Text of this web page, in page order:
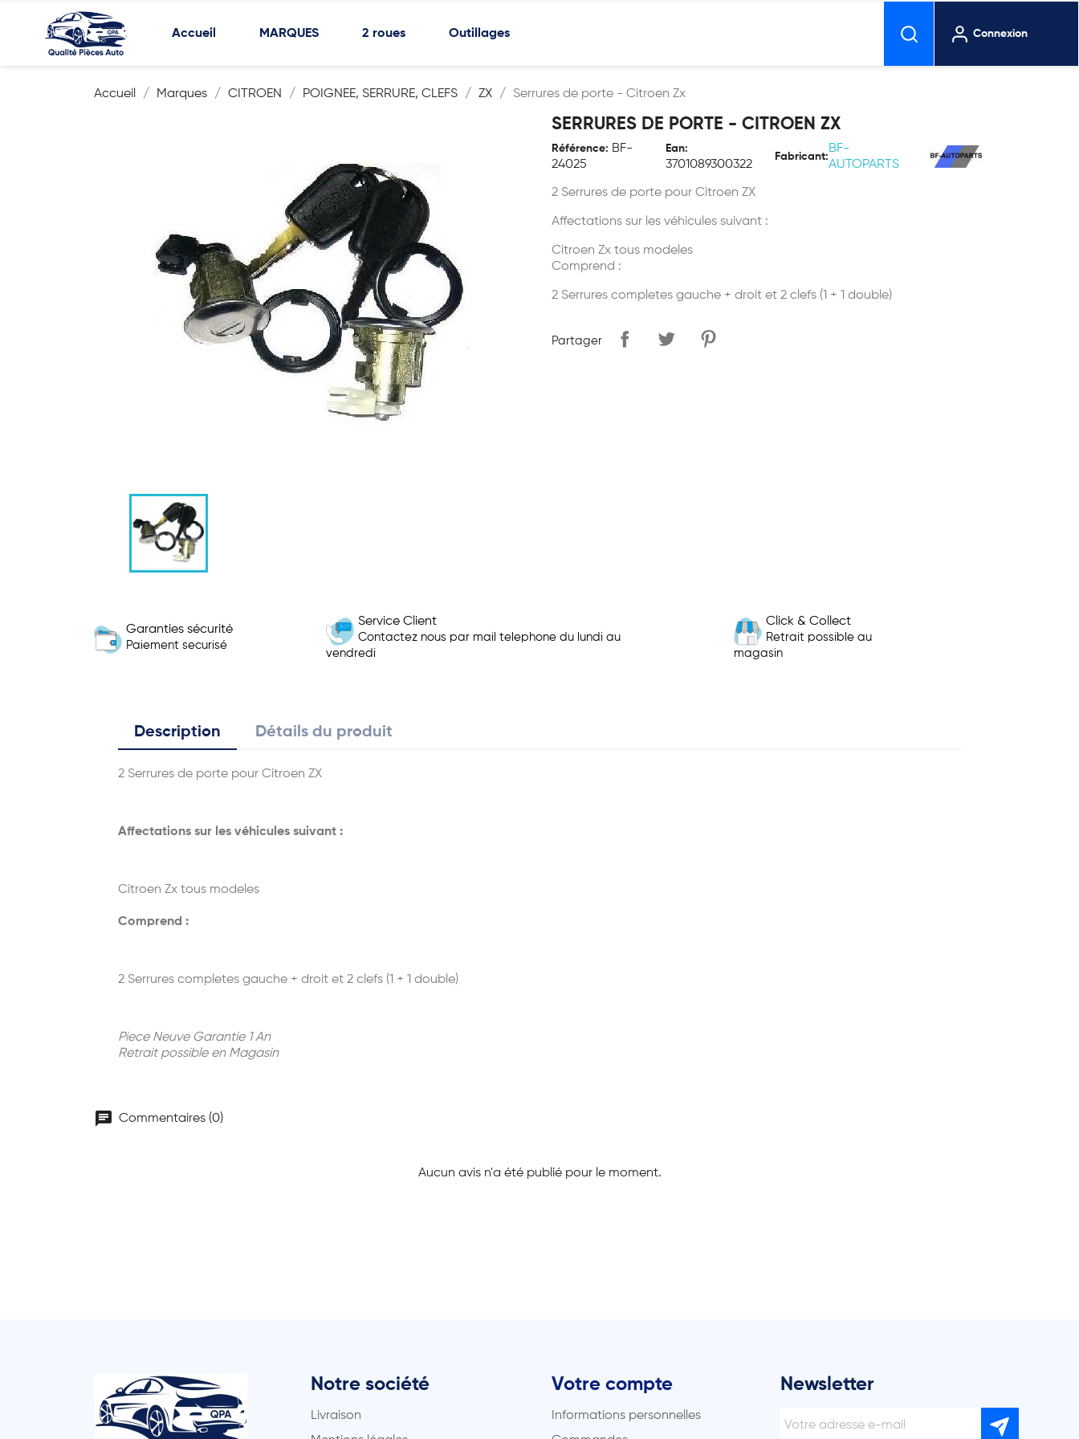
Accueil MARQUES 2 roues Outillages Connexion
Accueil Marques CITROEN POIGNEE, SERRURE, CLEFS ZX Serrures de porte - Citroen Zx
SERRURES DE PORTE - CITROEN ZX
Référence: BF-
24025
Ean:
3701089300322
Fabricant:
BF-
AUTOPARTS
2 Serrures de porte pour Citroen ZX
Affectations sur les véhicules suivant :
Citroen Zx tous modeles
Comprend :
2 Serrures completes gauche + droit et 2 clefs (1 + 1 double)
Partager
Garanties sécurité
Paiement securisé
Service Client
Contactez nous par mail telephone du lundi au
vendredi
Click & Collect
Retrait possible au
magasin
Description Détails du produit
2 Serrures de porte pour Citroen ZX
Affectations sur les véhicules suivant :
Citroen Zx tous modeles
Comprend :
2 Serrures completes gauche + droit et 2 clefs (1 + 1 double)
Piece Neuve Garantie 1 An
Retrait possible en Magasin
chat Commentaires (0)
Aucun avis n'a été publié pour le moment.
Notre société
Livraison
Votre compte
Informations personnelles
Newsletter